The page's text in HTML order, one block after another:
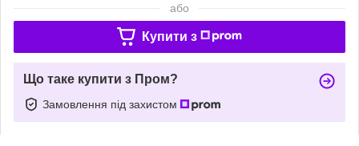
або
Купити з
Що таке купити з Пром?
Замовлення під захистом